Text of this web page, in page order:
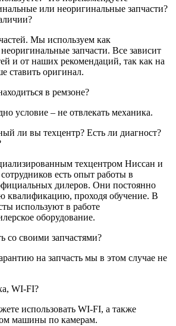
или неоригинальные запчасти?
Мы используем как
запчасти. Все зависит
и от наших рекомендаций, так как на
ставить оригинал.
в ремзоне?
условие – не отвлекать механика.
ли вы техцентр? Есть ли диагност?
техцентром Ниссан и
есть опыт работы в
дилеров. Они постоянно
квалификацию, проходя обучение. В
используют в работе
оборудование.
со своими запчастями?
на запчасть мы в этом случае не
WI-FI?
использовать WI-FI, а также
машины по камерам.